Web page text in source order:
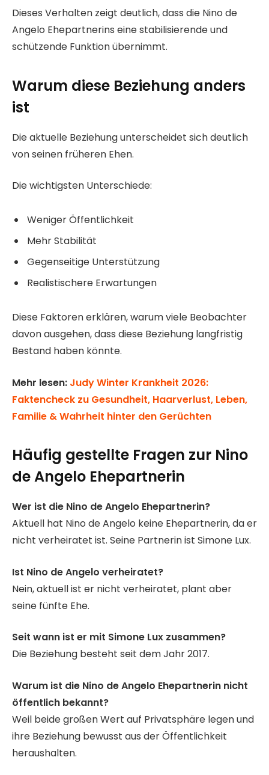
Dieses Verhalten zeigt deutlich, dass die Nino de
Angelo Ehepartnerins eine stabilisierende und
schützende Funktion übernimmt.
Warum diese Beziehung anders
ist
Die aktuelle Beziehung unterscheidet sich deutlich
von seinen früheren Ehen.
Die wichtigsten Unterschiede:
Weniger Öffentlichkeit
Mehr Stabilität
Gegenseitige Unterstützung
Realistischere Erwartungen
Diese Faktoren erklären, warum viele Beobachter
davon ausgehen, dass diese Beziehung langfristig
Bestand haben könnte.
Mehr lesen: Judy Winter Krankheit 2026:
Faktencheck zu Gesundheit, Haarverlust, Leben,
Familie & Wahrheit hinter den Gerüchten
Häufig gestellte Fragen zur Nino
de Angelo Ehepartnerin
Wer ist die Nino de Angelo Ehepartnerin?
Aktuell hat Nino de Angelo keine Ehepartnerin, da er
nicht verheiratet ist. Seine Partnerin ist Simone Lux.
Ist Nino de Angelo verheiratet?
Nein, aktuell ist er nicht verheiratet, plant aber
seine fünfte Ehe.
Seit wann ist er mit Simone Lux zusammen?
Die Beziehung besteht seit dem Jahr 2017.
Warum ist die Nino de Angelo Ehepartnerin nicht
öffentlich bekannt?
Weil beide großen Wert auf Privatsphäre legen und
ihre Beziehung bewusst aus der Öffentlichkeit
heraushalten.